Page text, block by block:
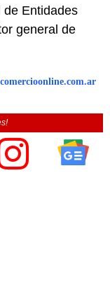
de Entidades
general de